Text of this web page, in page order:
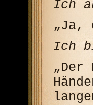
Ich
„Ja,
Ich